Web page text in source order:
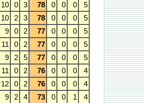
10 0 3 78 0 0 0
5
10 2 3 78 0 0 0
5
9 0 2 77 0 0 0
5
11 0 2 77 0 0 0
5
9 2 5 77 0 0 0
5
11 0 2 76 0 0 0
4
12 0 2 76 0 0 0
4
9 2 4 73 0 0 1 4